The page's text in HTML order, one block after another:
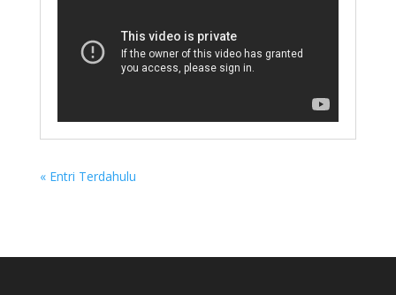
« Entri Terdahulu